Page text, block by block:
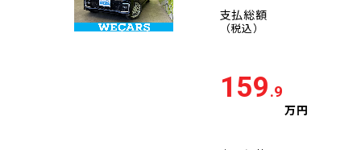
支払総額
（税込）
159.9
万円